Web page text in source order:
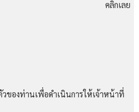
ของท่านเพื่อดำเนินการให้เจ้าหน้าที่